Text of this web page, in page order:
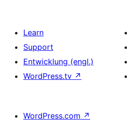
Learn
Support
Entwicklung (engl.)
WordPress.tv ↗
WordPress.com ↗